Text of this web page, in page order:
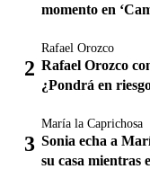
momento en
Rafael Orozco
Rafael Orozco
¿Pondrá en
María la Caprichosa
Sonia echa a
su casa mientras